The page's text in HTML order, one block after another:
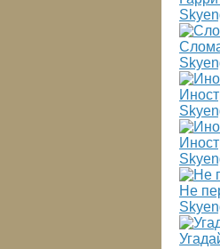
Не